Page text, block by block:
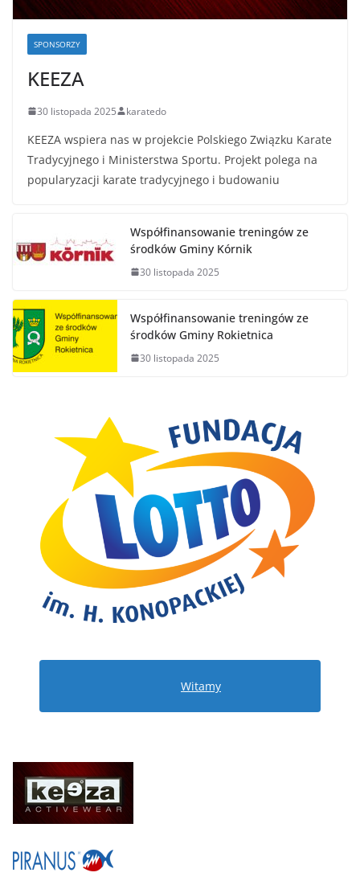
SPONSORZY
KEEZA
30 listopada 2025 karatedo
KEEZA wspiera nas w projekcie Polskiego Związku Karate
Tradycyjnego i Ministerstwa Sportu. Projekt polega na
popularyzacji karate tradycyjnego i budowaniu
Współfinansowanie treningów ze
środków Gminy Kórnik
30 listopada 2025
Współfinansowanie treningów ze
środków Gminy Rokietnica
30 listopada 2025
Witamy